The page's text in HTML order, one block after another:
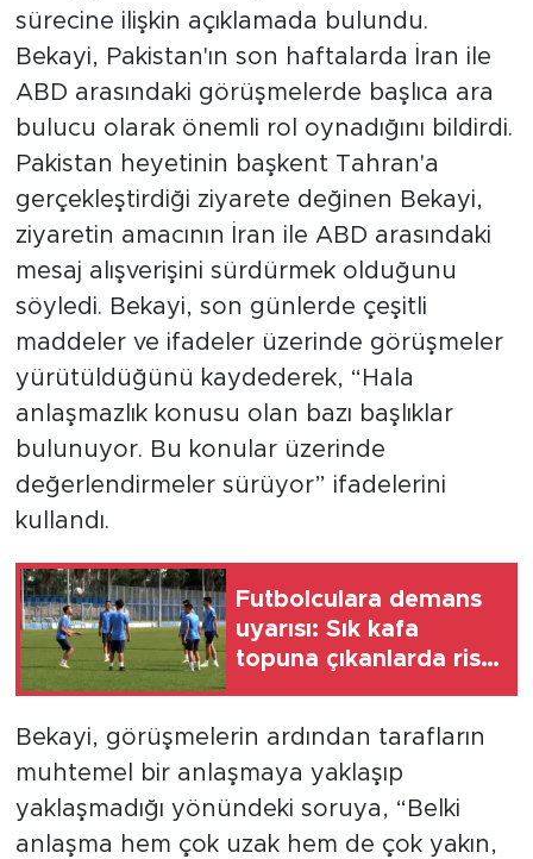
sürecine ilişkin açıklamada bulundu.
Bekayi, Pakistan'ın son haftalarda İran ile
ABD arasındaki görüşmelerde başlıca ara
bulucu olarak önemli rol oynadığını bildirdi.
Pakistan heyetinin başkent Tahran'a
gerçekleştirdiği ziyarete değinen Bekayi,
ziyaretin amacının İran ile ABD arasındaki
mesaj alışverişini sürdürmek olduğunu
söyledi. Bekayi, son günlerde çeşitli
maddeler ve ifadeler üzerinde görüşmeler
yürütüldüğünü kaydederek, “Hala
anlaşmazlık konusu olan bazı başlıklar
bulunuyor. Bu konular üzerinde
değerlendirmeler sürüyor” ifadelerini
kullandı.
Futbolculara demans
uyarısı: Sık kafa
topuna çıkanlarda risk
Bekayi, görüşmelerin ardından tarafların
muhtemel bir anlaşmaya yaklaşıp
yaklaşmadığı yönündeki soruya, “Belki
anlaşma hem çok uzak hem de çok yakın,